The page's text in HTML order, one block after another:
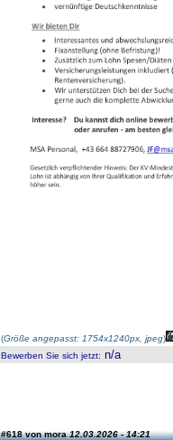
(Größe angepasst: 1754x1240px, jpeg)
Bewerben Sie sich jetzt: n/a
#618 von mora12.03.2026 - 14:21